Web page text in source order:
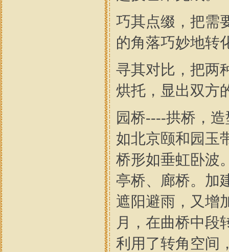
巧其点缀，把需
的角落巧妙地转
寻其对比，把两
烘托，显出双方
园桥----拱桥，
如北京颐和园玉
桥形如垂虹卧波
亭桥、廊桥。加
遮阳避雨，又增
月，在曲桥中段
利用了转角空间